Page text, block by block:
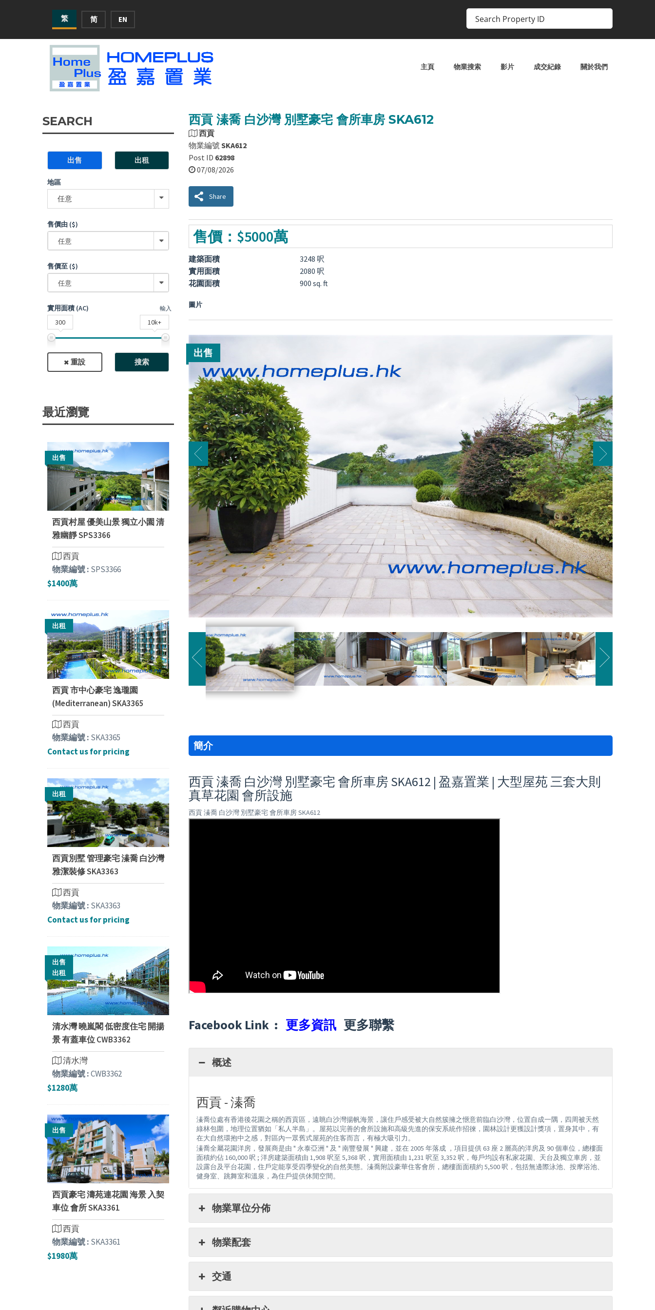
繁 简 EN
主頁 物業搜索 影片 成交紀錄 關於我們
西貢 溱喬 白沙灣 別墅豪宅 會所車房 SKA612
西貢
物業編號SKA612
Post ID 62898
07/08/2026
Share
售價：$5000萬
建築面積
3248 呎
實用面積
2080 呎
花園面積
900 sq. ft
圖片
出售
簡介
西貢 溱喬 白沙灣 別墅豪宅 會所車房 SKA612 | 盈嘉置業 | 大型屋苑 三套大則
真草花園 會所設施
西貢 溱喬 白沙灣 別墅豪宅 會所車房 SKA612
Facebook Link : 更多資訊 更多聯繫
概述
西貢 - 溱喬
溱喬位處有香港後花園之稱的西貢區，遠眺白沙灣揚帆海景，讓住戶感受被大自然簇擁之愜意前臨白沙灣，位置自成一隅，四周被天然
綠林包圍，地理位置猶如「私人半島」。屋苑以完善的會所設施和高級先進的保安系統作招徠，園林設計更獲設計獎項，置身其中，有
在大自然環抱中之感，對區內一眾舊式屋苑的住客而言，有極大吸引力。
溱喬全屬花園洋房，發展商是由 " 永泰亞洲 " 及 " 南豐發展 " 興建，並在 2005 年落成 ，項目提供 63 座 2 層高的洋房及 90 個車位，總樓面
面積約佔 160,000 呎 ; 洋房建築面積由 1,908 呎至 5,368 呎，實用面積由 1,231 呎至 3,352 呎，每戶均設有私家花園、天台及獨立車房，並
設露台及平台花園，住戶定能享受四季變化的自然美態。溱喬附設豪華住客會所，總樓面面積約 5,500 呎，包括無邊際泳池、按摩浴池、
健身室、跳舞室和溫泉，為住戶提供休閒空間。
物業單位分佈
物業配套
交通
SEARCH
出售 出租
地區
任意
售價由 ($)
任意
售價至 ($)
任意
實用面積 (AC) 輸入
300 10k+
重設 搜索
最近瀏覽
出售
西貢村屋 優美山景 獨立小園 清
雅幽靜 SPS3366
西貢
物業編號 : SPS3366
$1400萬
出租
西貢 市中心豪宅 逸瓏園
(Mediterranean) SKA3365
西貢
物業編號 : SKA3365
Contact us for pricing
出租
西貢別墅 管理豪宅 溱喬 白沙灣
雅潔裝修 SKA3363
西貢
物業編號 : SKA3363
Contact us for pricing
出售
出租
清水灣 曉嵐閣 低密度住宅 開揚
景 有蓋車位 CWB3362
清水灣
物業編號 :CWB3362
$1280萬
出售
西貢豪宅 濤苑連花園 海景 入契
車位 會所 SKA3361
西貢
物業編號 : SKA3361
$1980萬